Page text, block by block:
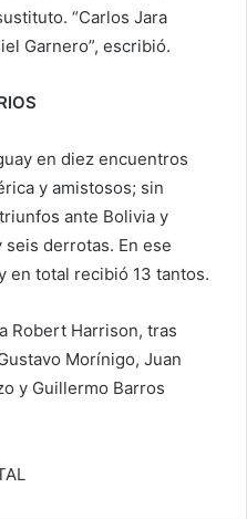
“Carlos Jara
Garnero”, escribió.
en diez encuentros
y amistosos; sin
ante Bolivia y
seis derrotas. En ese
en total recibió 13 tantos.
Robert Harrison, tras
Morínigo, Juan
y Guillermo Barros